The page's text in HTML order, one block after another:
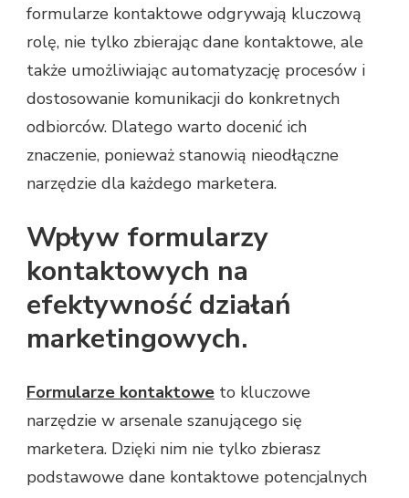
formularze kontaktowe odgrywają kluczową
rolę, nie tylko zbierając dane kontaktowe, ale
także umożliwiając automatyzację procesów i
dostosowanie komunikacji do konkretnych
odbiorców. Dlatego warto docenić ich
znaczenie, ponieważ stanowią nieodłączne
narzędzie dla każdego marketera.
Wpływ formularzy
kontaktowych na
efektywność działań
marketingowych.
Formularze kontaktowe to kluczowe
narzędzie w arsenale szanującego się
marketera. Dzięki nim nie tylko zbierasz
podstawowe dane kontaktowe potencjalnych